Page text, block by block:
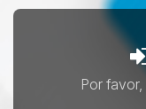
Por favor,